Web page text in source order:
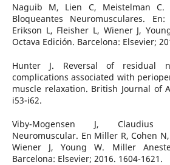
Naguib M, Lien C, Meistelman C.
Bloqueantes Neuromusculares.
Erikson L, Fleisher L, Wiener J,
Octava Edición. Barcelona: Elsevier;
Hunter J. Reversal of residual
complications associated with
muscle relaxation. British Journal of
i53-i62.
Viby-Mogensen J, Claudius
Neuromuscular. En Miller R, Cohen
Wiener J, Young W. Miller
Barcelona: Elsevier; 2016. 1604-1621.